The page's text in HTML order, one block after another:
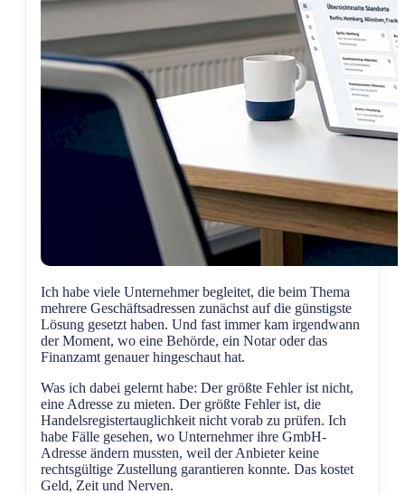
Ich habe viele Unternehmer begleitet, die beim Thema
mehrere Geschäftsadressen zunächst auf die günstigste
Lösung gesetzt haben. Und fast immer kam irgendwann
der Moment, wo eine Behörde, ein Notar oder das
Finanzamt genauer hingeschaut hat.
Was ich dabei gelernt habe: Der größte Fehler ist nicht,
eine Adresse zu mieten. Der größte Fehler ist, die
Handelsregistertauglichkeit nicht vorab zu prüfen. Ich
habe Fälle gesehen, wo Unternehmer ihre GmbH-
Adresse ändern mussten, weil der Anbieter keine
rechtsgültige Zustellung garantieren konnte. Das kostet
Geld, Zeit und Nerven.